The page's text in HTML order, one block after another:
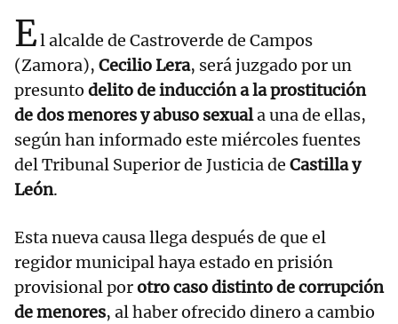
El alcalde de Castroverde de Campos
(Zamora), Cecilio Lera, será juzgado por un
presunto delito de inducción a la prostitución
de dos menores y abuso sexuala una de ellas,
según han informado este miércoles fuentes
del Tribunal Superior de Justicia de Castilla y
León.
Esta nueva causa llega después de que el
regidor municipal haya estado en prisión
provisional porotro caso distinto de corrupción
de menores, al haber ofrecido dinero a cambio